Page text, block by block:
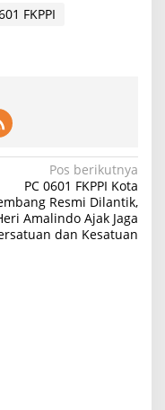
FKPPI
Pos berikutnya
PC 0601 FKPPI Kota
Resmi Dilantik,
Amalindo Ajak Jaga
dan Kesatuan